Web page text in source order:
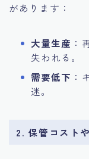
があります：
大量生産 ：
失われる。
需要低下 ：
迷。
2. 保管コスト